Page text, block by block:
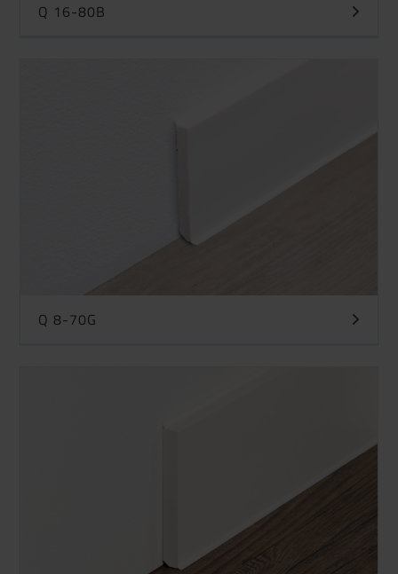
Q 16-80B
Q 8-70G